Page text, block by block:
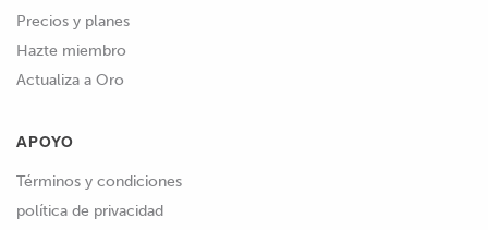
Precios y planes
Hazte miembro
Actualiza a Oro
APOYO
Términos y condiciones
política de privacidad